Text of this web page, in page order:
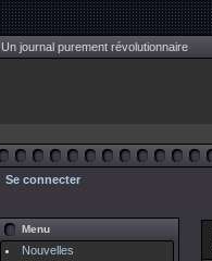
Un journal purement révolutionnaire
Se connecter
Menu
Nouvelles